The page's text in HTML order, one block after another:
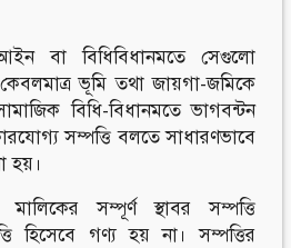
বা বিধিবিধানমতে সেগুলো
ভূমি তথা জায়গা-জমিকে
বিধি-বিধানমতে ভাগবন্টন
সম্পত্তি বলতে সাধারণভাবে
হয়।
সম্পূর্ণ স্থাবর সম্পত্তি
হিসেবে গণ্য হয় না। সম্পত্তির